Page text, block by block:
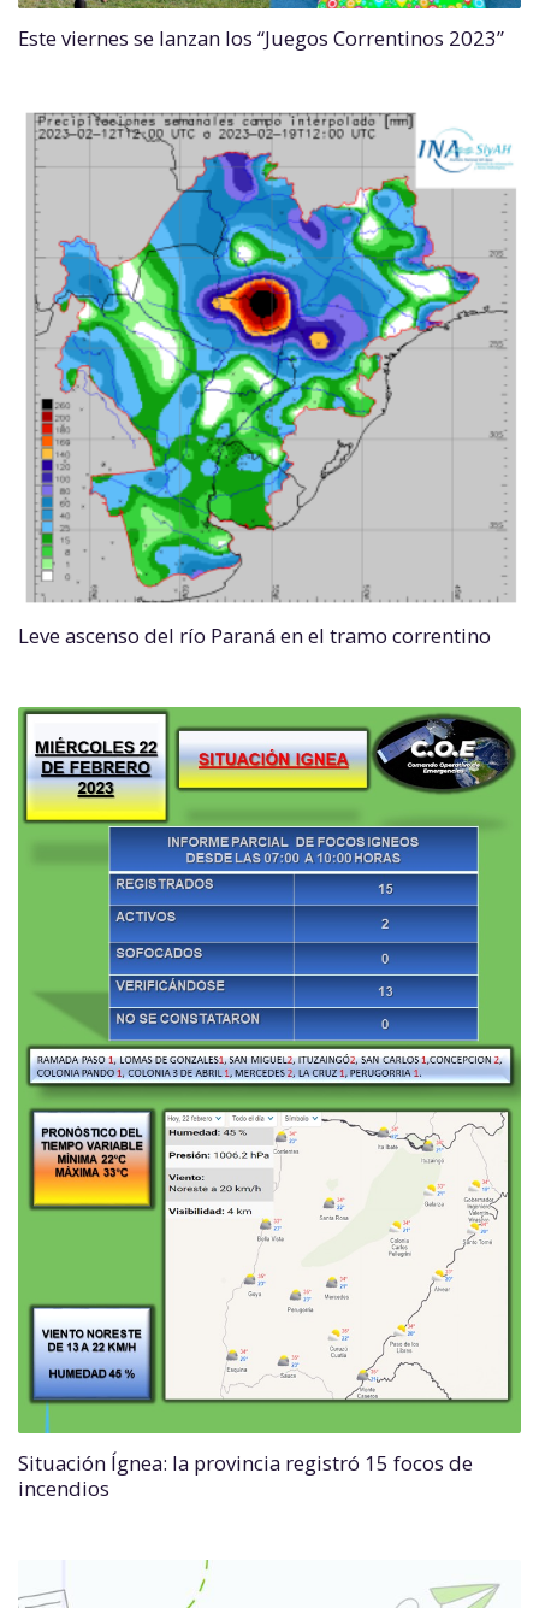
Este viernes se lanzan los “Juegos Correntinos 2023”
Leve ascenso del río Paraná en el tramo correntino
Situación Ígnea: la provincia registró 15 focos de
incendios